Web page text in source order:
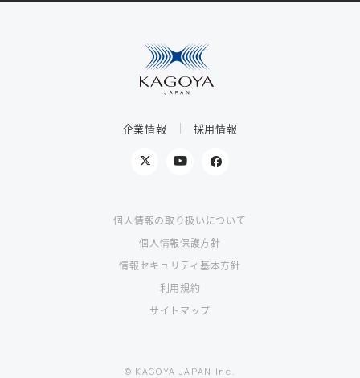
企業情報 採用情報
個人情報の取り扱いについて
個人情報保護方針
情報セキュリティ基本方針
利用規約
サイトマップ
© KAGOYA JAPAN Inc.